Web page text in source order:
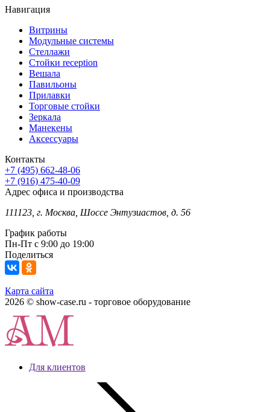
Навигация
Витрины
Модульные системы
Стеллажи
Стойки reception
Вешала
Павильоны
Прилавки
Торговые стойки
Зеркала
Манекены
Аксессуары
Контакты
+7 (495) 662-48-06
+7 (916) 475-40-09
Адрес офиса и производства
111123, г. Москва, Шоссе Энтузиастов, д. 56
График работы
Пн-Пт с 9:00 до 19:00
Поделиться
Карта сайта
2026 © show-case.ru - торговое оборудование
Для клиентов